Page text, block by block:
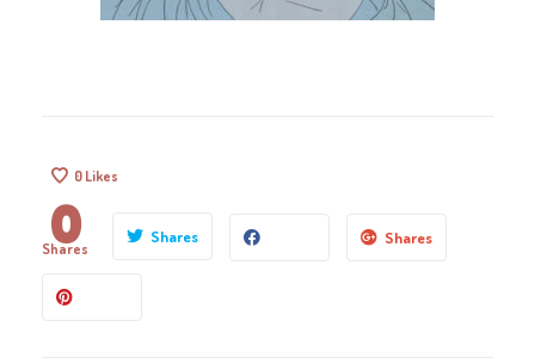
0 Likes
0
Shares
Shares Shares